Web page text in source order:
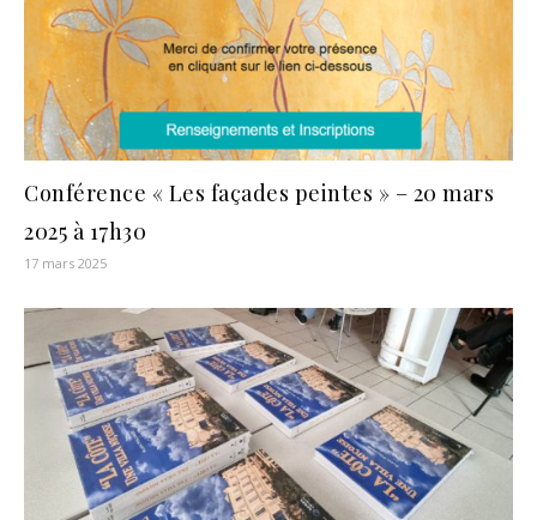
Conférence « Les façades peintes » – 20 mars
2025 à 17h30
17 mars 2025